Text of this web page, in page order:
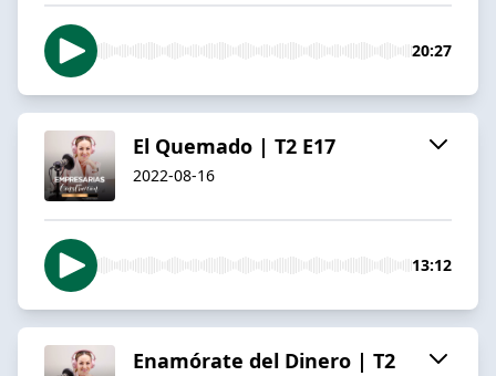
20:27
El Quemado | T2 E17
2022-08-16
13:12
Enamórate del Dinero | T2